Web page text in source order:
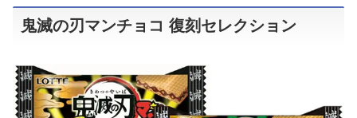
鬼滅の刃マンチョコ 復刻セレクション